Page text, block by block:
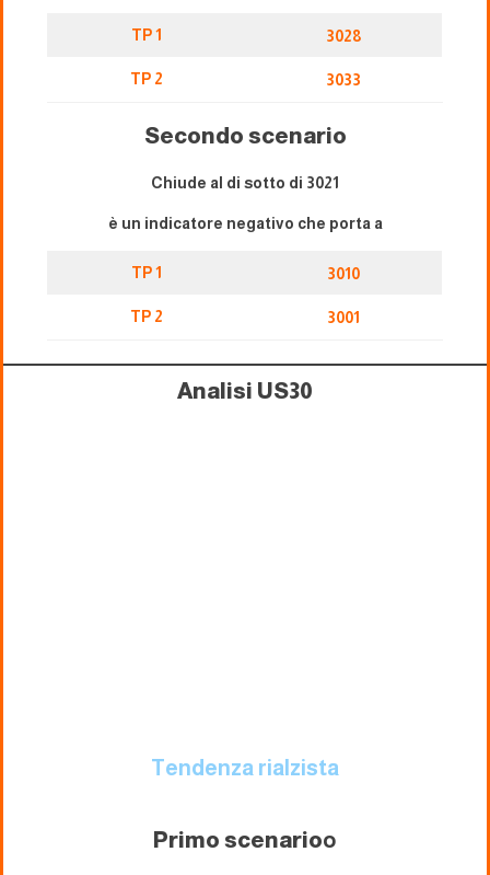
TP 1 3028
TP 2 3033
Secondo scenario
Chiude al di sotto di 3021
è un indicatore negativo che porta a
TP 1 3010
TP 2 3001
Analisi US30
Tendenza rialzista
Primo scenarioo